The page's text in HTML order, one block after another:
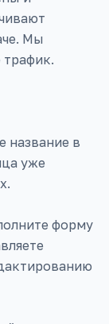
Мы
трафик.
название в
уже
форму